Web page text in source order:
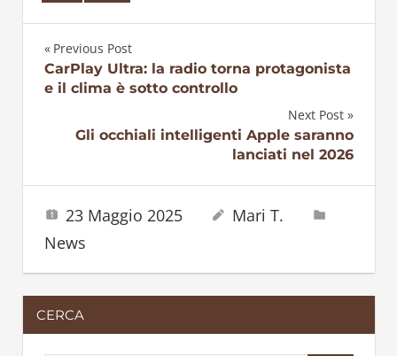
Navigazione
Previous Post
CarPlay Ultra: la radio torna protagonista
e il clima è sotto controllo
Next Post
Gli occhiali intelligenti Apple saranno
lanciati nel 2026
23 Maggio 2025
Mari T.
News
CERCA